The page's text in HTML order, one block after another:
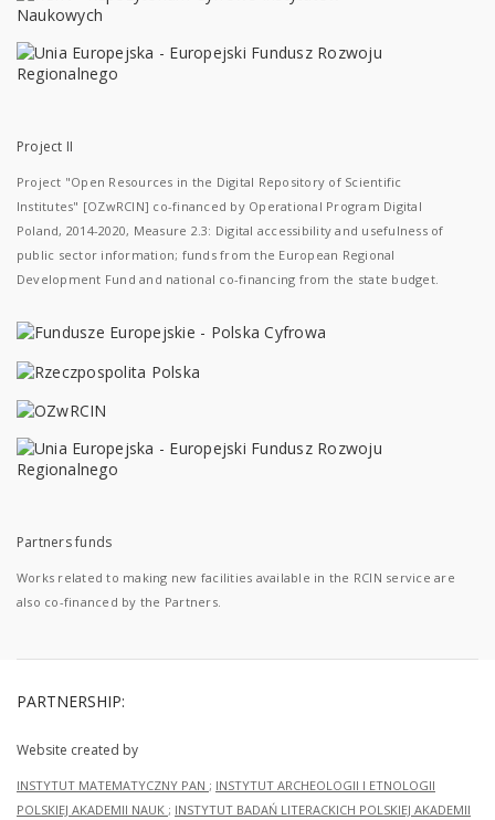
Project II
Project "Open Resources in the Digital Repository of Scientific
Institutes" [OZwRCIN] co-financed by Operational Program Digital
Poland, 2014-2020, Measure 2.3: Digital accessibility and usefulness of
public sector information; funds from the European Regional
Development Fund and national co-financing from the state budget.
Partners funds
Works related to making new facilities available in the RCIN service are
also co-financed by the Partners.
PARTNERSHIP:
Website created by
INSTYTUT MATEMATYCZNY PAN ; INSTYTUT ARCHEOLOGII I ETNOLOGII
POLSKIEJ AKADEMII NAUK ; INSTYTUT BADAŃ LITERACKICH POLSKIEJ AKADEMII